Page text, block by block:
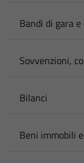
Bandi di gara
Sovvenzioni,
Bilanci
Beni immobili